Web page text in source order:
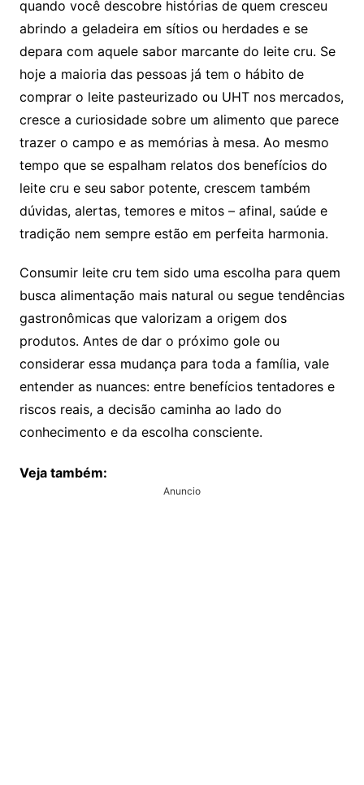
quando você descobre histórias de quem cresceu
abrindo a geladeira em sítios ou herdades e se
depara com aquele sabor marcante do leite cru. Se
hoje a maioria das pessoas já tem o hábito de
comprar o leite pasteurizado ou UHT nos mercados,
cresce a curiosidade sobre um alimento que parece
trazer o campo e as memórias à mesa. Ao mesmo
tempo que se espalham relatos dos benefícios do
leite cru e seu sabor potente, crescem também
dúvidas, alertas, temores e mitos – afinal, saúde e
tradição nem sempre estão em perfeita harmonia.
Consumir leite cru tem sido uma escolha para quem
busca alimentação mais natural ou segue tendências
gastronômicas que valorizam a origem dos
produtos. Antes de dar o próximo gole ou
considerar essa mudança para toda a família, vale
entender as nuances: entre benefícios tentadores e
riscos reais, a decisão caminha ao lado do
conhecimento e da escolha consciente.
Veja também:
Anuncio